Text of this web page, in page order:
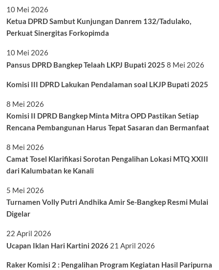
10 Mei 2026
Ketua DPRD Sambut Kunjungan Danrem 132/Tadulako,
Perkuat Sinergitas Forkopimda
10 Mei 2026
Pansus DPRD Bangkep Telaah LKPJ Bupati 2025 8 Mei 2026
Komisi III DPRD Lakukan Pendalaman soal LKJP Bupati 2025
8 Mei 2026
Komisi II DPRD Bangkep Minta Mitra OPD Pastikan Setiap
Rencana Pembangunan Harus Tepat Sasaran dan Bermanfaat
8 Mei 2026
Camat Tosel Klarifikasi Sorotan Pengalihan Lokasi MTQ XXIII
dari Kalumbatan ke Kanali
5 Mei 2026
Turnamen Volly Putri Andhika Amir Se-Bangkep Resmi Mulai
Digelar
22 April 2026
Ucapan Iklan Hari Kartini 2026 21 April 2026
Raker Komisi 2 : Pengalihan Program Kegiatan Hasil Paripurna